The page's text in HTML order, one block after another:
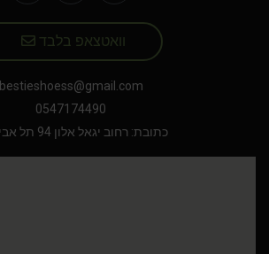
וואטצאפ בלבד
bestieshoess@gmail.com
0547174490
כתובת: רחוב יגאל אלון 94 תל אביב יפו